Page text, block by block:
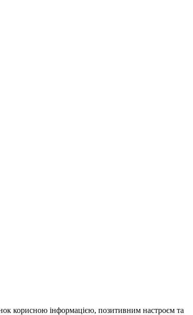
корисною інформацією, позитивним настроєм та